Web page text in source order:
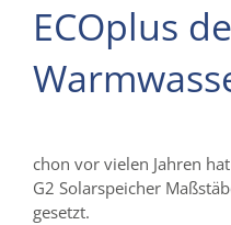
ECOplus
chon vor vielen Jahren
G2 Solarspeicher
gesetzt.